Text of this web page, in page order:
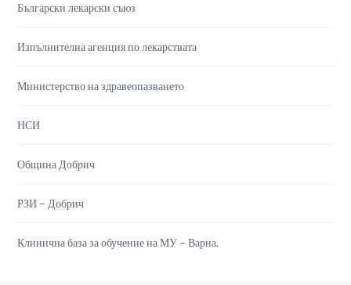
Български лекарски съюз
Изпълнителна агенция по лекарствата
Министерство на здравеопазването
НСИ
Община Добрич
РЗИ – Добрич
Клинична база за обучение на МУ – Варна.